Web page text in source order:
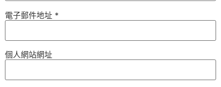
電子郵件地址 *
個人網站網址